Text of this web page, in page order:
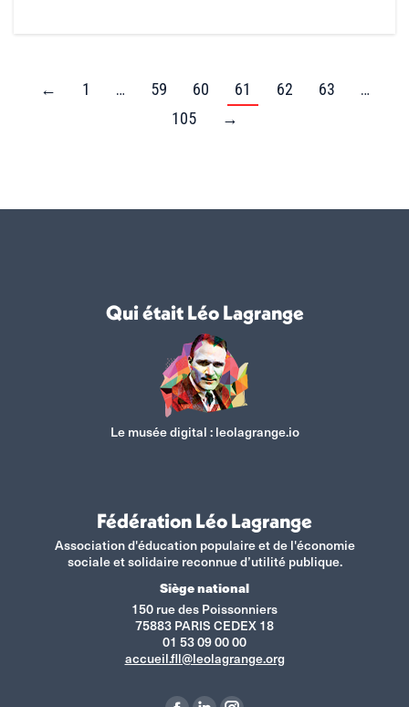
← 1 … 59 60 61 62 63
…
105
→
Qui était Léo Lagrange
Le musée digital :leolagrange.io
Fédération Léo Lagrange
Association d'éducation populaire et de l'économie
sociale et solidaire reconnue d’utilité publique.
Siège national
150 rue des Poissonniers
75883 PARIS CEDEX 18
01 53 09 00 00
accueil.fll@leolagrange.org